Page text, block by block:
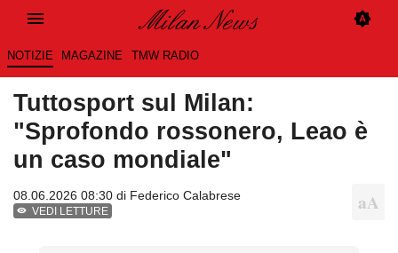
NOTIZIE MAGAZINE TMW RADIO
Tuttosport sul Milan:
"Sprofondo rossonero, Leao è
un caso mondiale"
08.06.2026 08:30 di Federico Calabrese
VEDI LETTURE